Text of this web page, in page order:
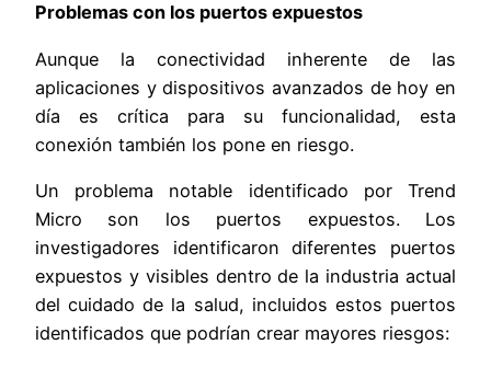
Problemas con los puertos expuestos
Aunque la conectividad inherente de las
aplicaciones y dispositivos avanzados de hoy en
día es crítica para su funcionalidad, esta
conexión también los pone en riesgo.
Un problema notable identificado por Trend
Micro son los puertos expuestos. Los
investigadores identificaron diferentes puertos
expuestos y visibles dentro de la industria actual
del cuidado de la salud, incluidos estos puertos
identificados que podrían crear mayores riesgos: